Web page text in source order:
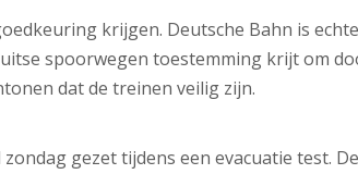
krijgen. Deutsche Bahn is
spoorwegen toestemming krijt om
dat de treinen veilig zijn.
gezet tijdens een evacuatie test.